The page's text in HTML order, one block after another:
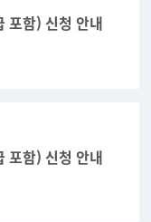
포함) 신청 안내
포함) 신청 안내